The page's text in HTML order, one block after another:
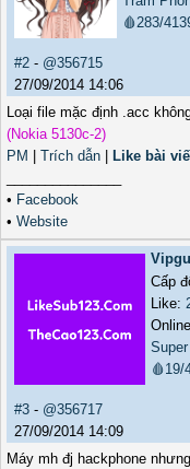
🩸283/
#2 - @356715
27/09/2014 14:06
Loại file mặc định .acc
(Nokia 5130c-2)
PM
Trích dẫn Like bài
• Facebook
• Website
Cấp
Like:
🩸19/
#3 - @356717
27/09/2014 14:09
Máy mh đj hackphone